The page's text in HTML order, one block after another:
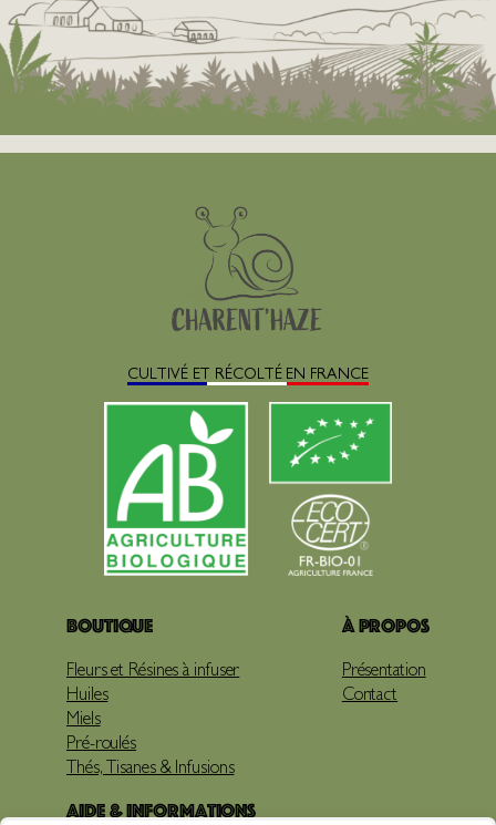
CULTIVÉ ET RÉCOLTÉ EN FRANCE
Boutique
Fleurs et Résines à infuser
Huiles
Miels
Pré-roulés
Thés, Tisanes & Infusions
À propos
Présentation
Contact
Aide & Informations